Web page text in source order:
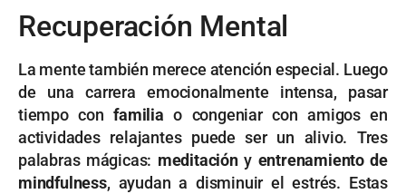
Recuperación Mental
La mente también merece atención especial. Luego
de una carrera emocionalmente intensa, pasar
tiempo confamilia o congeniar con amigos en
actividades relajantes puede ser un alivio. Tres
palabras mágicas: meditacióny entrenamiento de
mindfulness, ayudan a disminuir el estrés. Estas